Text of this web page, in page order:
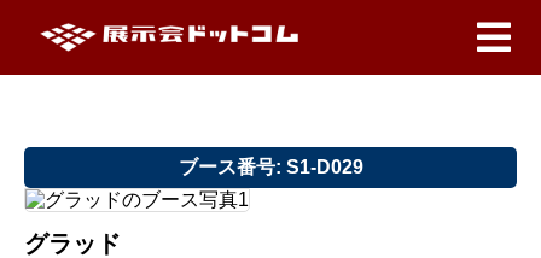
ブース番号: S1-D029
グラッド